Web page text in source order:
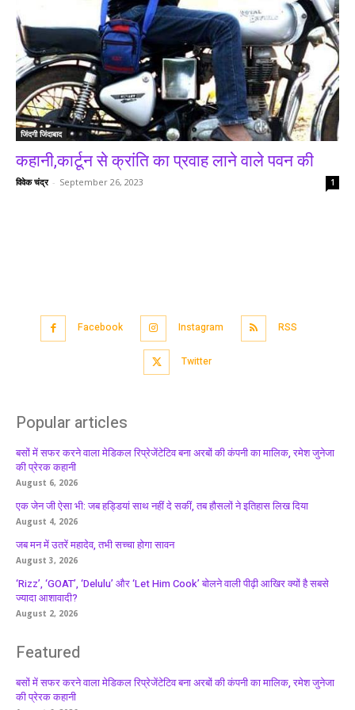
जिंदगी जिंदाबाद
कहानी,कार्टून से क्रांति का प्रवाह लाने वाले पवन की
विवेक चंद्र - September 26, 2023 1
Facebook Instagram RSS
Twitter
Popular articles
बसों में सफर करने वाला मेडिकल रिप्रेजेंटेटिव बना अरबों की कंपनी का मालिक, रमेश जुनेजा
की प्रेरक कहानी
August 6, 2026
एक जेन जी ऐसा भी: जब हड्डियां साथ नहीं दे सकीं, तब हौसलों ने इतिहास लिख दिया
August 4, 2026
जब मन में उतरें महादेव, तभी सच्चा होगा सावन
August 3, 2026
‘Rizz’, ‘GOAT’, ‘Delulu’ और ‘Let Him Cook’ बोलने वाली पीढ़ी आखिर क्यों है सबसे
ज्यादा आशावादी?
August 2, 2026
Featured
बसों में सफर करने वाला मेडिकल रिप्रेजेंटेटिव बना अरबों की कंपनी का मालिक, रमेश जुनेजा
की प्रेरक कहानी